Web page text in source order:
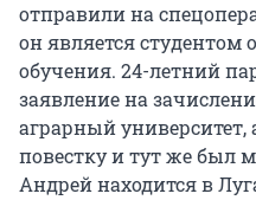
отправили на
он является
обучения. 24-летний
заявление на
аграрный университет,
повестку и тут же был
Андрей находится в